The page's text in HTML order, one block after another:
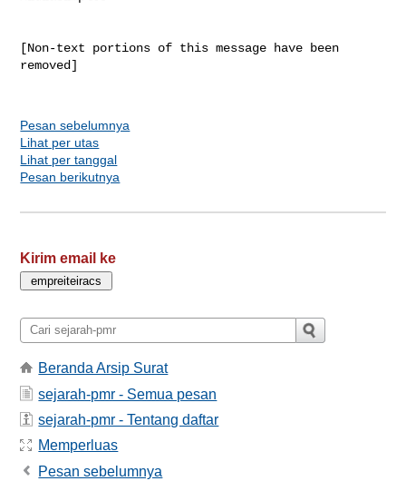
[Non-text portions of this message have been
removed]
Pesan sebelumnya
Lihat per utas
Lihat per tanggal
Pesan berikutnya
Kirim email ke
Beranda Arsip Surat
sejarah-pmr - Semua pesan
sejarah-pmr - Tentang daftar
Memperluas
Pesan sebelumnya